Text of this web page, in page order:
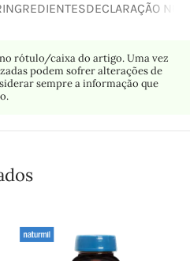
INGREDIENTESDECLARAÇÃO
rótulo/caixa do artigo. Uma vez
podem sofrer alterações de
sempre a informação que